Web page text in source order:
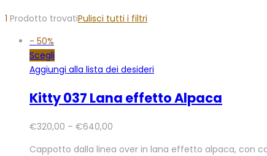
1 Prodotto trovatiPulisci tutti i filtri
- 50%
Scegli
Aggiungi alla lista dei desideri
Kitty 037 Lana effetto Alpaca
€320,00 – €640,00
Cappotto dalla linea over in lana effetto alpaca, con